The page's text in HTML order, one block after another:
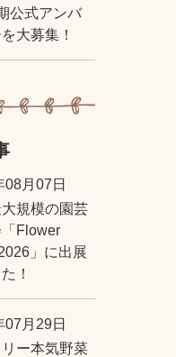
公式アンバ
大募集！
08月07日
規模の園芸
Flower
」に出展
！
07月29日
ー本気野菜